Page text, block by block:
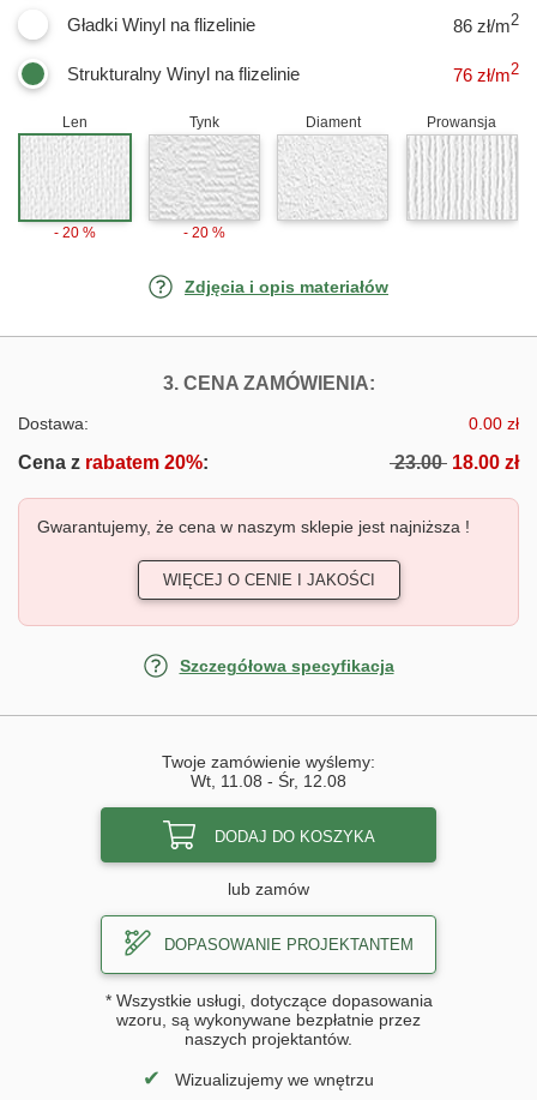
Gładki Winyl na flizelinie 86 zł/m2
Strukturalny Winyl na flizelinie 76 zł/m2
Len
- 20 %
Tynk
- 20 %
Diament Prowansja
Zdjęcia i opis materiałów
3. CENA ZAMÓWIENIA:FOTOTAPETY
Dostawa: 0.00 zł
Cena z rabatem 20%: 23.00 18.00 zł
Gwarantujemy, że cena w naszym sklepie jest najniższa !
WIĘCEJ O CENIE I JAKOŚCI
Szczegółowa specyfikacja
Twoje zamówienie wyślemy:
Wt, 11.08 - Śr, 12.08
DODAJ DO KOSZYKA
lub zamów
DOPASOWANIE PROJEKTANTEM
* Wszystkie usługi, dotyczące dopasowania
wzoru, są wykonywane bezpłatnie przez
naszych projektantów.
✔ Wizualizujemy we wnętrzu